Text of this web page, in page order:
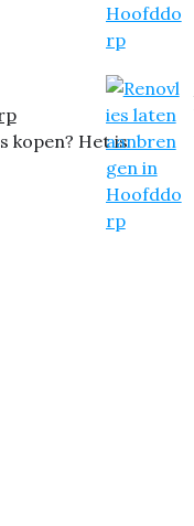
kopen? Het is